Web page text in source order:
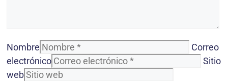
Nombre
Correo
electrónico
Sitio
web